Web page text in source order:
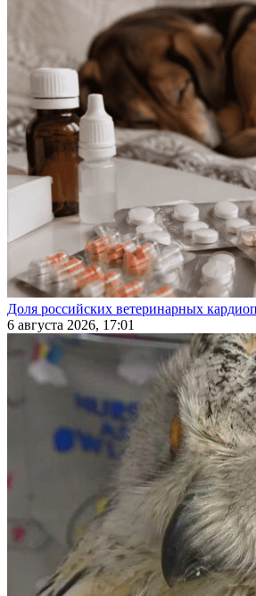
Доля российских ветеринарных
6 августа 2026, 17:01